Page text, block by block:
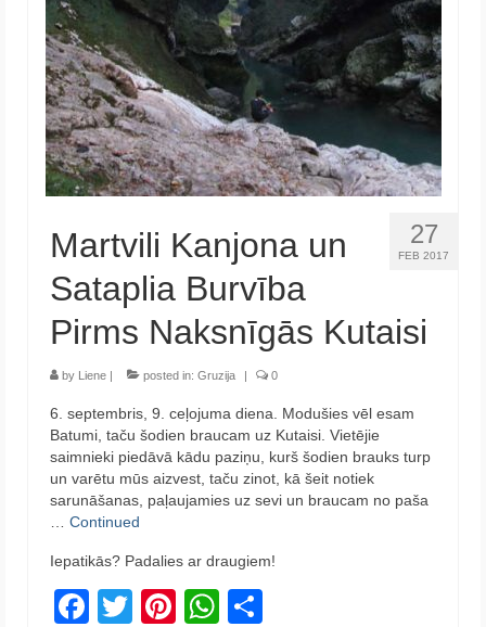
27
FEB 2017
Martvili Kanjona un
Sataplia Burvība
Pirms Naksnīgās Kutaisi
by Liene | posted in: Gruzija | 0
6. septembris, 9. ceļojuma diena. Modušies vēl esam
Batumi, taču šodien braucam uz Kutaisi. Vietējie
saimnieki piedāvā kādu paziņu, kurš šodien brauks turp
un varētu mūs aizvest, taču zinot, kā šeit notiek
sarunāšanas, paļaujamies uz sevi un braucam no paša
Continued
Iepatikās? Padalies ar draugiem!
Facebook
TwitterPinterest
WhatsApp